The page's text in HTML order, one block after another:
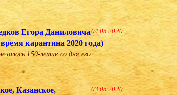
04.05.2020
Егора Даниловича
карантина 2020 года)
150-летие со дня его
03.05.2020
Казанское,